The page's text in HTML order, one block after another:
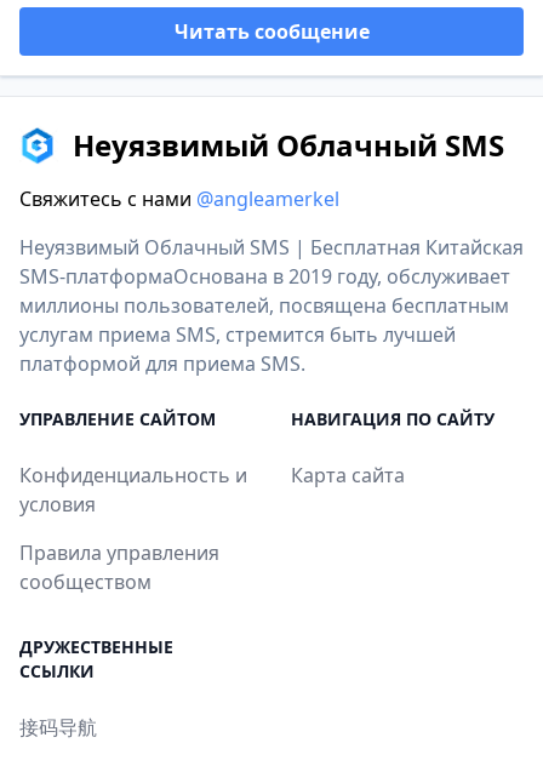
Читать сообщение
Неуязвимый Облачный SMS
Свяжитесь с нами @angleamerkel
Неуязвимый Облачный SMS | Бесплатная Китайская
SMS-платформаОснована в 2019 году, обслуживает
миллионы пользователей, посвящена бесплатным
услугам приема SMS, стремится быть лучшей
платформой для приема SMS.
УПРАВЛЕНИЕ САЙТОМ
Конфиденциальность и
условия
Правила управления
сообществом
НАВИГАЦИЯ ПО САЙТУ
Карта сайта
ДРУЖЕСТВЕННЫЕ
ССЫЛКИ
接码导航